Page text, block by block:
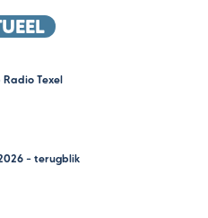
Radio Texel
– terugblik